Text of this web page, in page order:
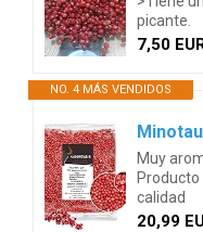
picante.
7,50
NO. 4 MÁS VENDIDOS
Muy
calidad
20,99